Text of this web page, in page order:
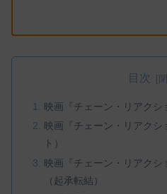
目次
映画『チェーン・リアクシ
映画『チェーン・リアクシ
ト）
映画『チェーン・リアクシ
（起承転結）